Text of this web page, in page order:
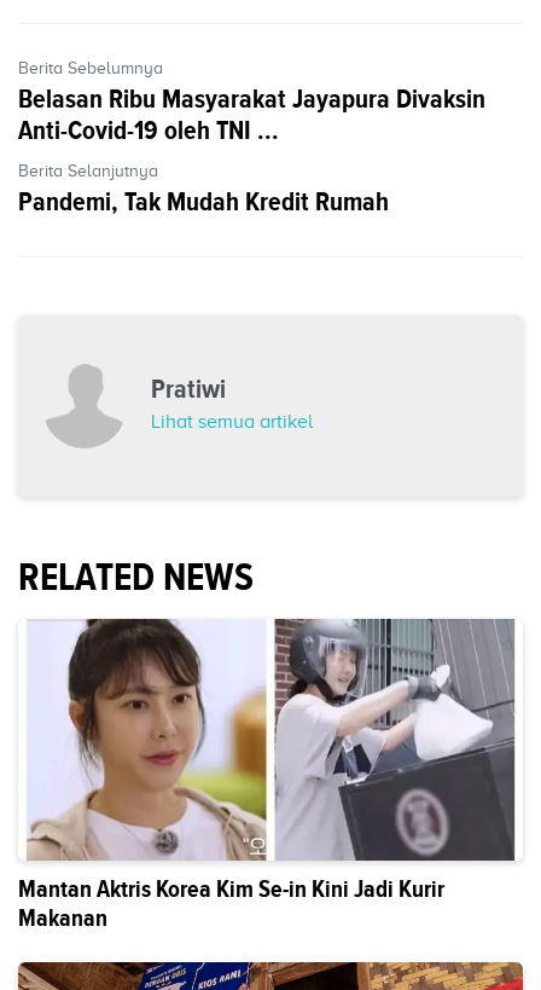
Berita Sebelumnya
Belasan Ribu Masyarakat Jayapura Divaksin
Anti-Covid-19 oleh TNI ...
Berita Selanjutnya
Pandemi, Tak Mudah Kredit Rumah
Pratiwi
Lihat semua artikel
RELATED NEWS
Mantan Aktris Korea Kim Se-in Kini Jadi Kurir
Makanan